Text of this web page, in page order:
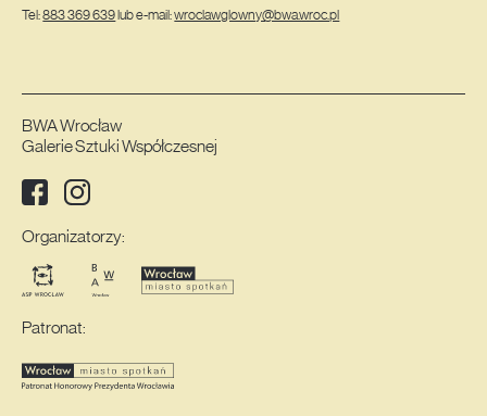
Tel:883 369 639 lub e-mail:wroclawglowny@bwa.wroc.pl
Media społecznościowe:
FacebookInstagram
BWA Wrocław
Galerie Sztuki Współczesnej
Organizatorzy:
Patronat: